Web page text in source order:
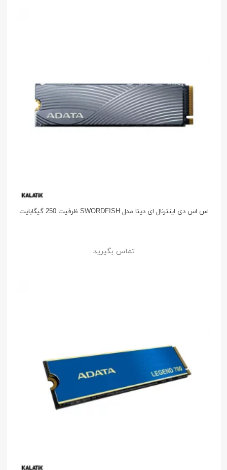
اس اس دی اینترنال ای دیتا مدل SWORDFISH ظرفیت 250 گیگابایت
تماس بگیرید